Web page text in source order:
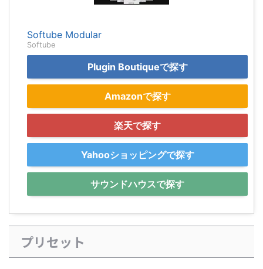
Softube Modular
Softube
Plugin Boutiqueで探す
Amazonで探す
楽天で探す
Yahooショッピングで探す
サウンドハウスで探す
プリセット